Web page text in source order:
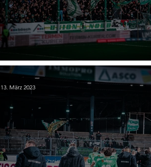
22. SC Austria Lustenau - SK
13. März 2023